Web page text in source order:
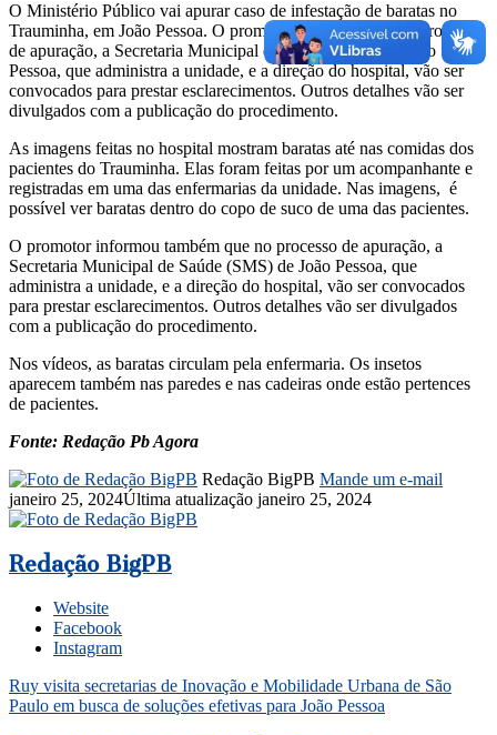
O Ministério Público vai apurar caso de infestação de baratas no
Trauminha, em João Pessoa. O promotor informou que no processo
de apuração, a Secretaria Municipal de Saúde (SMS) de João
Pessoa, que administra a unidade, e a direção do hospital, vão ser
convocados para prestar esclarecimentos. Outros detalhes vão ser
divulgados com a publicação do procedimento.
As imagens feitas no hospital mostram baratas até nas comidas dos
pacientes do Trauminha. Elas foram feitas por um acompanhante e
registradas em uma das enfermarias da unidade. Nas imagens, é
possível ver baratas dentro do copo de suco de uma das pacientes.
O promotor informou também que no processo de apuração, a
Secretaria Municipal de Saúde (SMS) de João Pessoa, que
administra a unidade, e a direção do hospital, vão ser convocados
para prestar esclarecimentos. Outros detalhes vão ser divulgados
com a publicação do procedimento.
Nos vídeos, as baratas circulam pela enfermaria. Os insetos
aparecem também nas paredes e nas cadeiras onde estão pertences
de pacientes.
Fonte: Redação Pb Agora
Redação BigPB Mande um e-mail
janeiro 25, 2024Última atualização janeiro 25, 2024
Redação BigPB
Website
Facebook
Instagram
Ruy visita secretarias de Inovação e Mobilidade Urbana de São
Paulo em busca de soluções efetivas para João Pessoa